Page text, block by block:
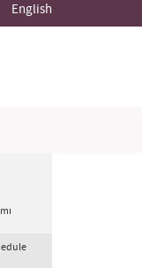
English